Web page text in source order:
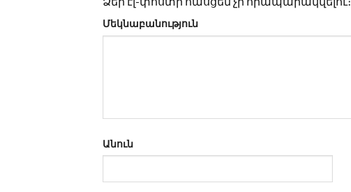
Մեկնաբանություն
Անուն